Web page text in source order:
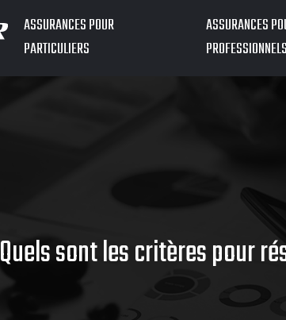
ASSURANCES POUR
PARTICULIERS
ASSURANCES
PROFESSIONNELS
Quels sont les critères pour